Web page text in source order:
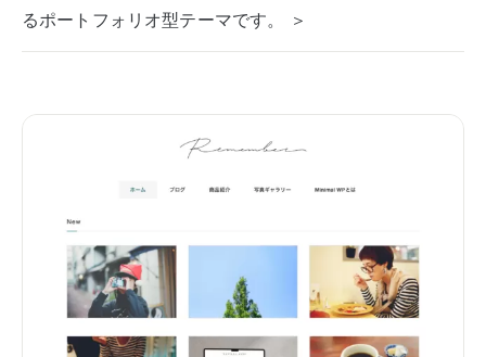
るポートフォリオ型テーマです。 ＞